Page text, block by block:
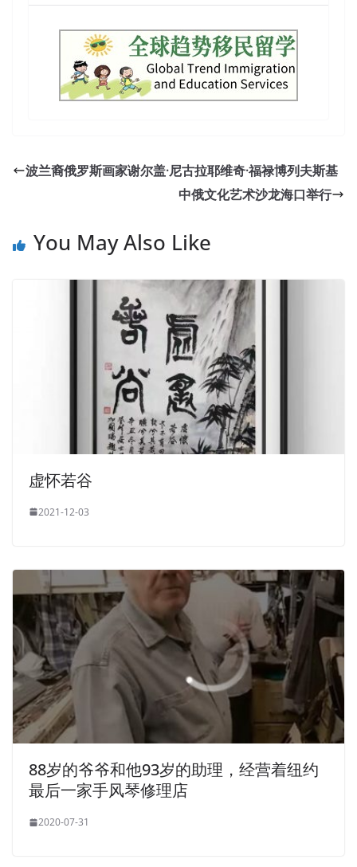
波兰裔俄罗斯画家谢尔盖·尼古拉耶维奇·福禄博列夫斯基
中俄文化艺术沙龙海口举行
You May Also Like
虚怀若谷
2021-12-03
88岁的爷爷和他93岁的助理，经营着纽约
最后一家手风琴修理店
2020-07-31